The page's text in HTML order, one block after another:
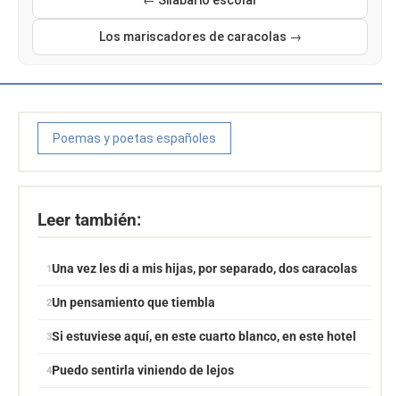
Los mariscadores de caracolas →
Poemas y poetas españoles
Leer también:
Una vez les di a mis hijas, por separado, dos caracolas
Un pensamiento que tiembla
Si estuviese aquí, en este cuarto blanco, en este hotel
Puedo sentirla viniendo de lejos